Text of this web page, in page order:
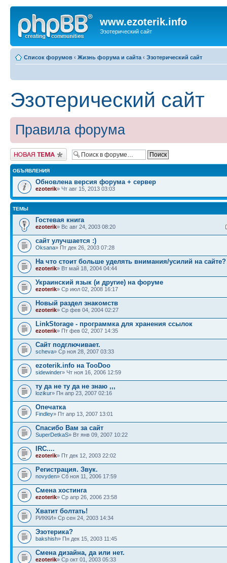
www.ezoterik.info
Эзотерический сайт
Список форумов ‹ Жизнь форума и сайта ‹ Эзотерический сайт
Эзотерический сайт
Правила форума
Новая тема
ОБЪЯВЛЕНИЯ
Обновлена версия форума + сервер
ezoterik» Чт авг 15, 2013 03:03
ТЕМЫ
Гостевая книга
ezoterik» Вс авг 24, 2003 08:20
сайт улучшается :)
Oksana» Пт дек 26, 2003 07:28
На что стоит больше уделять внимания/усилий на сайте?
ezoterik» Вт май 18, 2004 04:44
Украинский язык (и другие) на форуме
ezoterik» Ср июл 02, 2008 16:17
Новый раздел знакомств
ezoterik» Ср фев 04, 2004 02:27
LinkStorage - программка для хранения ссылок
ezoterik» Пт фев 02, 2007 14:35
Сайт подглючивает.
sсheva» Ср ноя 28, 2007 03:33
ezoterik.info на TooDoo
sidewinder» Чт ноя 16, 2006 12:59
ту да не ту да не знаю ,,,
lozikur» Пн апр 23, 2007 02:16
Опечатка
Findley» Пт апр 13, 2007 13:01
Спасибо Вам за сайт
SuperDetkaS» Вт янв 09, 2007 10:22
IRC....
ezoterik» Пт дек 12, 2003 22:02
Регистрация. Звук.
novyden» Сб ноя 11, 2006 17:59
Смена хостинга
ezoterik» Ср апр 26, 2006 23:58
Хватит болтать!
РИККИ» Ср сен 24, 2003 14:34
Эзотерика?
bakshish» Пн дек 15, 2003 11:45
Смена дизайна, да или нет.
ezoterik» Ср окт 01, 2003 05:33